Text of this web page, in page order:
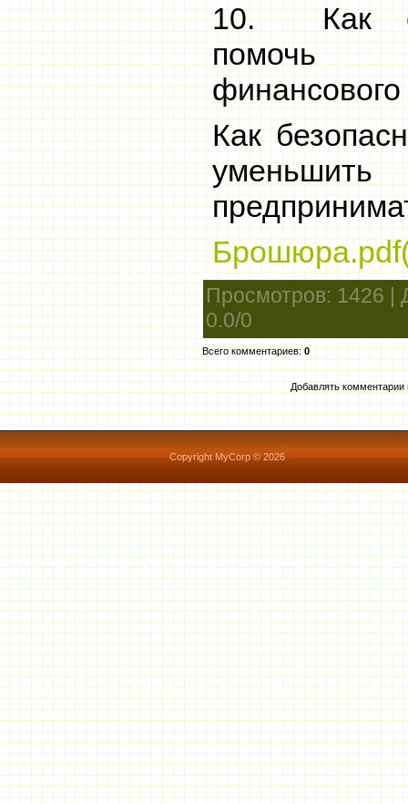
10. Как
помочь
финансового
Как
Просмотров: 1426 |
0.0/0
Всего комментариев:0
Добавлять комментарии
Copyright MyCorp © 2026